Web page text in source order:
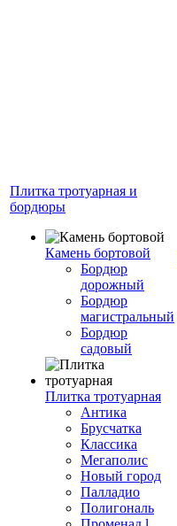
Плитка тротуарная и
бордюры
Камень бортовой
Бордюр
дорожный
Бордюр
магистральный
Бордюр
садовый
Плитка тротуарная
Антика
Брусчатка
Классика
Мегаполис
Новый город
Палладио
Полигональ